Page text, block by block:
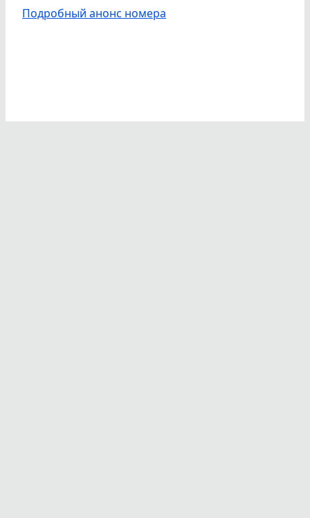
Подробный анонс номера